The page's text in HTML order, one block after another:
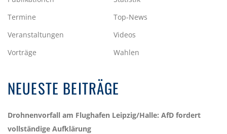
Termine
Top-News
Veranstaltungen
Videos
Vorträge
Wahlen
NEUESTE BEITRÄGE
Drohnenvorfall am Flughafen Leipzig/Halle: AfD fordert
vollständige Aufklärung